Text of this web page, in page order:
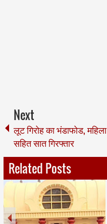
Next
लूट गिरोह का भंडाफोड, महिला
सहित सात गिरफ्तार
Related Posts